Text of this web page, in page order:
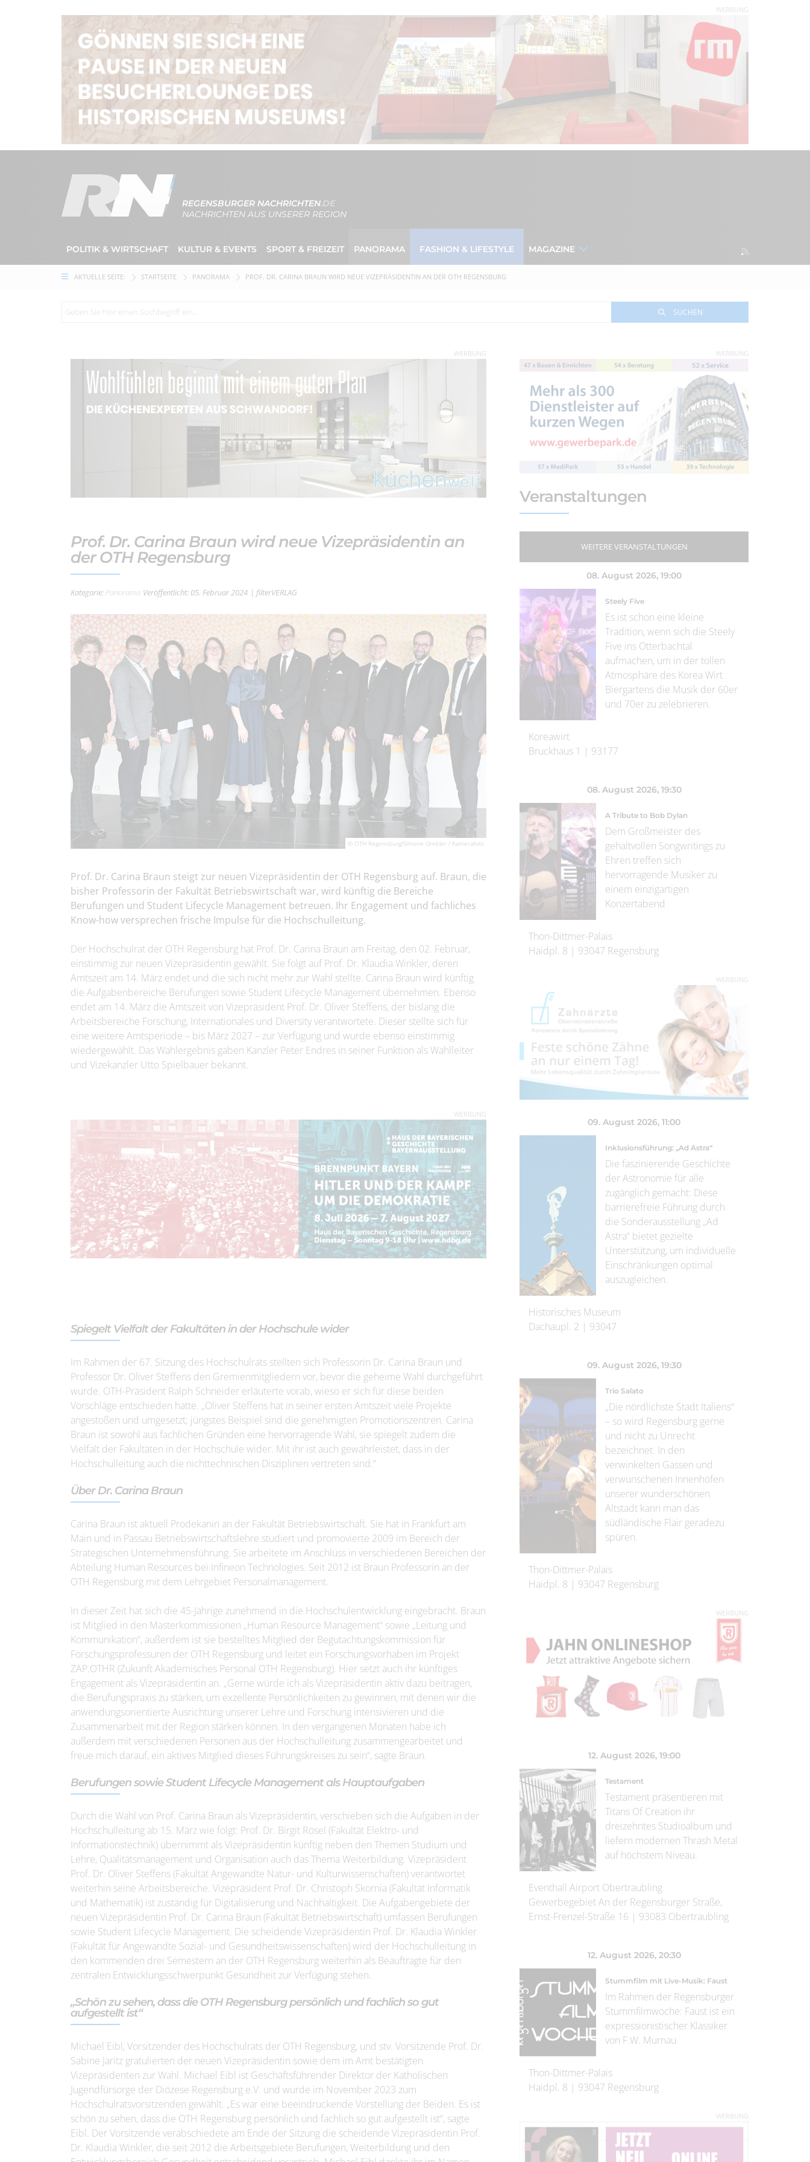
WERBUNG
REGENSBURGER NACHRICHTEN.DE
NACHRICHTEN AUS UNSERER REGION
POLITIK & WIRTSCHAFT KULTUR & EVENTS SPORT & FREIZEIT PANORAMA FASHION & LIFESTYLE MAGAZINE
AKTUELLE SEITE: STARTSEITE PANORAMA PROF. DR. CARINA BRAUN WIRD NEUE VIZEPRÄSIDENTIN AN DER OTH REGENSBURG
SUCHEN
WERBUNG
Prof. Dr. Carina Braun wird neue Vizepräsidentin an
der OTH Regensburg
Kategorie: Panorama Veröffentlicht: 05. Februar 2024 | filterVERLAG
© OTH Regensburg/Simone Grebler / Kamerafoto
Prof. Dr. Carina Braun steigt zur neuen Vizepräsidentin der OTH Regensburg auf. Braun, die
bisher Professorin der Fakultät Betriebswirtschaft war, wird künftig die Bereiche
Berufungen und Student Lifecycle Management betreuen. Ihr Engagement und fachliches
Know-how versprechen frische Impulse für die Hochschulleitung.
Der Hochschulrat der OTH Regensburg hat Prof. Dr. Carina Braun am Freitag, den 02. Februar,
einstimmig zur neuen Vizepräsidentin gewählt. Sie folgt auf Prof. Dr. Klaudia Winkler, deren
Amtszeit am 14. März endet und die sich nicht mehr zur Wahl stellte. Carina Braun wird künftig
die Aufgabenbereiche Berufungen sowie Student Lifecycle Management übernehmen. Ebenso
endet am 14. März die Amtszeit von Vizepräsident Prof. Dr. Oliver Steffens, der bislang die
Arbeitsbereiche Forschung, Internationales und Diversity verantwortete. Dieser stellte sich für
eine weitere Amtsperiode – bis März 2027 – zur Verfügung und wurde ebenso einstimmig
wiedergewählt. Das Wahlergebnis gaben Kanzler Peter Endres in seiner Funktion als Wahlleiter
und Vizekanzler Utto Spielbauer bekannt.
WERBUNG
Spiegelt Vielfalt der Fakultäten in der Hochschule wider
Im Rahmen der 67. Sitzung des Hochschulrats stellten sich Professorin Dr. Carina Braun und
Professor Dr. Oliver Steffens den Gremienmitgliedern vor, bevor die geheime Wahl durchgeführt
wurde. OTH-Präsident Ralph Schneider erläuterte vorab, wieso er sich für diese beiden
Vorschläge entschieden hatte. „Oliver Steffens hat in seiner ersten Amtszeit viele Projekte
angestoßen und umgesetzt; jüngstes Beispiel sind die genehmigten Promotionszentren. Carina
Braun ist sowohl aus fachlichen Gründen eine hervorragende Wahl, sie spiegelt zudem die
Vielfalt der Fakultäten in der Hochschule wider. Mit ihr ist auch gewährleistet, dass in der
Hochschulleitung auch die nichttechnischen Disziplinen vertreten sind.“
Über Dr. Carina Braun
Carina Braun ist aktuell Prodekanin an der Fakultät Betriebswirtschaft. Sie hat in Frankfurt am
Main und in Passau Betriebswirtschaftslehre studiert und promovierte 2009 im Bereich der
Strategischen Unternehmensführung. Sie arbeitete im Anschluss in verschiedenen Bereichen der
Abteilung Human Resources bei Infineon Technologies. Seit 2012 ist Braun Professorin an der
OTH Regensburg mit dem Lehrgebiet Personalmanagement.
In dieser Zeit hat sich die 45-Jährige zunehmend in die Hochschulentwicklung eingebracht. Braun
ist Mitglied in den Masterkommissionen „Human Resource Management“ sowie „Leitung und
Kommunikation“, außerdem ist sie bestelltes Mitglied der Begutachtungskommission für
Forschungsprofessuren der OTH Regensburg und leitet ein Forschungsvorhaben im Projekt
ZAP.OTHR (Zukunft Akademisches Personal OTH Regensburg). Hier setzt auch ihr künftiges
Engagement als Vizepräsidentin an. „Gerne würde ich als Vizepräsidentin aktiv dazu beitragen,
die Berufungspraxis zu stärken, um exzellente Persönlichkeiten zu gewinnen, mit denen wir die
anwendungsorientierte Ausrichtung unserer Lehre und Forschung intensivieren und die
Zusammenarbeit mit der Region stärken können. In den vergangenen Monaten habe ich
außerdem mit verschiedenen Personen aus der Hochschulleitung zusammengearbeitet und
freue mich darauf, ein aktives Mitglied dieses Führungskreises zu sein“, sagte Braun.
Berufungen sowie Student Lifecycle Management als Hauptaufgaben
Durch die Wahl von Prof. Carina Braun als Vizepräsidentin, verschieben sich die Aufgaben in der
Hochschulleitung ab 15. März wie folgt: Prof. Dr. Birgit Rösel (Fakultät Elektro- und
Informationstechnik) übernimmt als Vizepräsidentin künftig neben den Themen Studium und
Lehre, Qualitätsmanagement und Organisation auch das Thema Weiterbildung. Vizepräsident
Prof. Dr. Oliver Steffens (Fakultät Angewandte Natur- und Kulturwissenschaften) verantwortet
weiterhin seine Arbeitsbereiche. Vizepräsident Prof. Dr. Christoph Skornia (Fakultät Informatik
und Mathematik) ist zuständig für Digitalisierung und Nachhaltigkeit. Die Aufgabengebiete der
neuen Vizepräsidentin Prof. Dr. Carina Braun (Fakultät Betriebswirtschaft) umfassen Berufungen
sowie Student Lifecycle Management. Die scheidende Vizepräsidentin Prof. Dr. Klaudia Winkler
(Fakultät für Angewandte Sozial- und Gesundheitswissenschaften) wird der Hochschulleitung in
den kommenden drei Semestern an der OTH Regensburg weiterhin als Beauftragte für den
zentralen Entwicklungsschwerpunkt Gesundheit zur Verfügung stehen.
„Schön zu sehen, dass die OTH Regensburg persönlich und fachlich so gut
aufgestellt ist“
Michael Eibl, Vorsitzender des Hochschulrats der OTH Regensburg, und stv. Vorsitzende Prof. Dr.
Sabine Jaritz gratulierten der neuen Vizepräsidentin sowie dem im Amt bestätigten
Vizepräsidenten zur Wahl. Michael Eibl ist Geschäftsführender Direktor der Katholischen
Jugendfürsorge der Diözese Regensburg e.V. und wurde im November 2023 zum
Hochschulratsvorsitzenden gewählt. „Es war eine beeindruckende Vorstellung der Beiden. Es ist
schön zu sehen, dass die OTH Regensburg persönlich und fachlich so gut aufgestellt ist“, sagte
Eibl. Der Vorsitzende verabschiedete am Ende der Sitzung die scheidende Vizepräsidentin Prof.
Dr. Klaudia Winkler, die seit 2012 die Arbeitsgebiete Berufungen, Weiterbildung und den
WERBUNG
Veranstaltungen
WEITERE VERANSTALTUNGEN
08. August 2026, 19:00
Steely Five
Es ist schon eine kleine
Tradition, wenn sich die Steely
Five ins Otterbachtal
aufmachen, um in der tollen
Atmosphäre des Korea Wirt
Biergartens die Musik der 60er
und 70er zu zelebrieren.
Koreawirt
Bruckhaus 1 | 93177
08. August 2026, 19:30
A Tribute to Bob Dylan
Dem Großmeister des
gehaltvollen Songwritings zu
Ehren treffen sich
hervorragende Musiker zu
einem einzigartigen
Konzertabend
Thon-Dittmer-Palais
Haidpl. 8 | 93047 Regensburg
WERBUNG
09. August 2026, 11:00
Inklusionsführung: „Ad Astra“
Die faszinierende Geschichte
der Astronomie für alle
zugänglich gemacht: Diese
barrierefreie Führung durch
die Sonderausstellung „Ad
Astra“ bietet gezielte
Unterstützung, um individuelle
Einschränkungen optimal
auszugleichen.
Historisches Museum
Dachaupl. 2 | 93047
09. August 2026, 19:30
Trio Salato
„Die nördlichste Stadt Italiens“
– so wird Regensburg gerne
und nicht zu Unrecht
bezeichnet. In den
verwinkelten Gassen und
verwunschenen Innenhöfen
unserer wunderschönen
Altstadt kann man das
südländische Flair geradezu
spüren.
Thon-Dittmer-Palais
Haidpl. 8 | 93047 Regensburg
WERBUNG
12. August 2026, 19:00
Testament
Testament präsentieren mit
Titans Of Creation ihr
dreizehntes Studioalbum und
liefern modernen Thrash Metal
auf höchstem Niveau.
Eventhall Airport Obertraubling
Gewerbegebiet An der Regensburger Straße,
Ernst-Frenzel-Straße 16 | 93083 Obertraubling
12. August 2026, 20:30
Stummfilm mit Live-Musik: Faust
Im Rahmen der Regensburger
Stummfilmwoche: Faust ist ein
expressionistischer Klassiker
von F.W. Murnau.
Thon-Dittmer-Palais
Haidpl. 8 | 93047 Regensburg
WERBUNG